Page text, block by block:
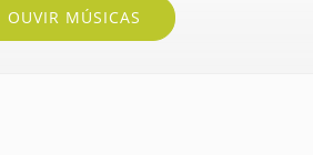
OUVIR MÚSICAS